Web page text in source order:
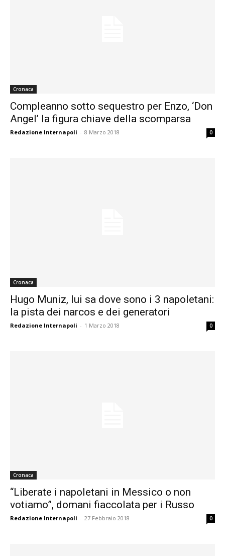
Cronaca
Compleanno sotto sequestro per Enzo, ‘Don
Angel’ la figura chiave della scomparsa
Redazione Internapoli - 8 Marzo 2018 0
Cronaca
Hugo Muniz, lui sa dove sono i 3 napoletani:
la pista dei narcos e dei generatori
Redazione Internapoli - 1 Marzo 2018 0
Cronaca
“Liberate i napoletani in Messico o non
votiamo”, domani fiaccolata per i Russo
Redazione Internapoli - 27 Febbraio 2018 0